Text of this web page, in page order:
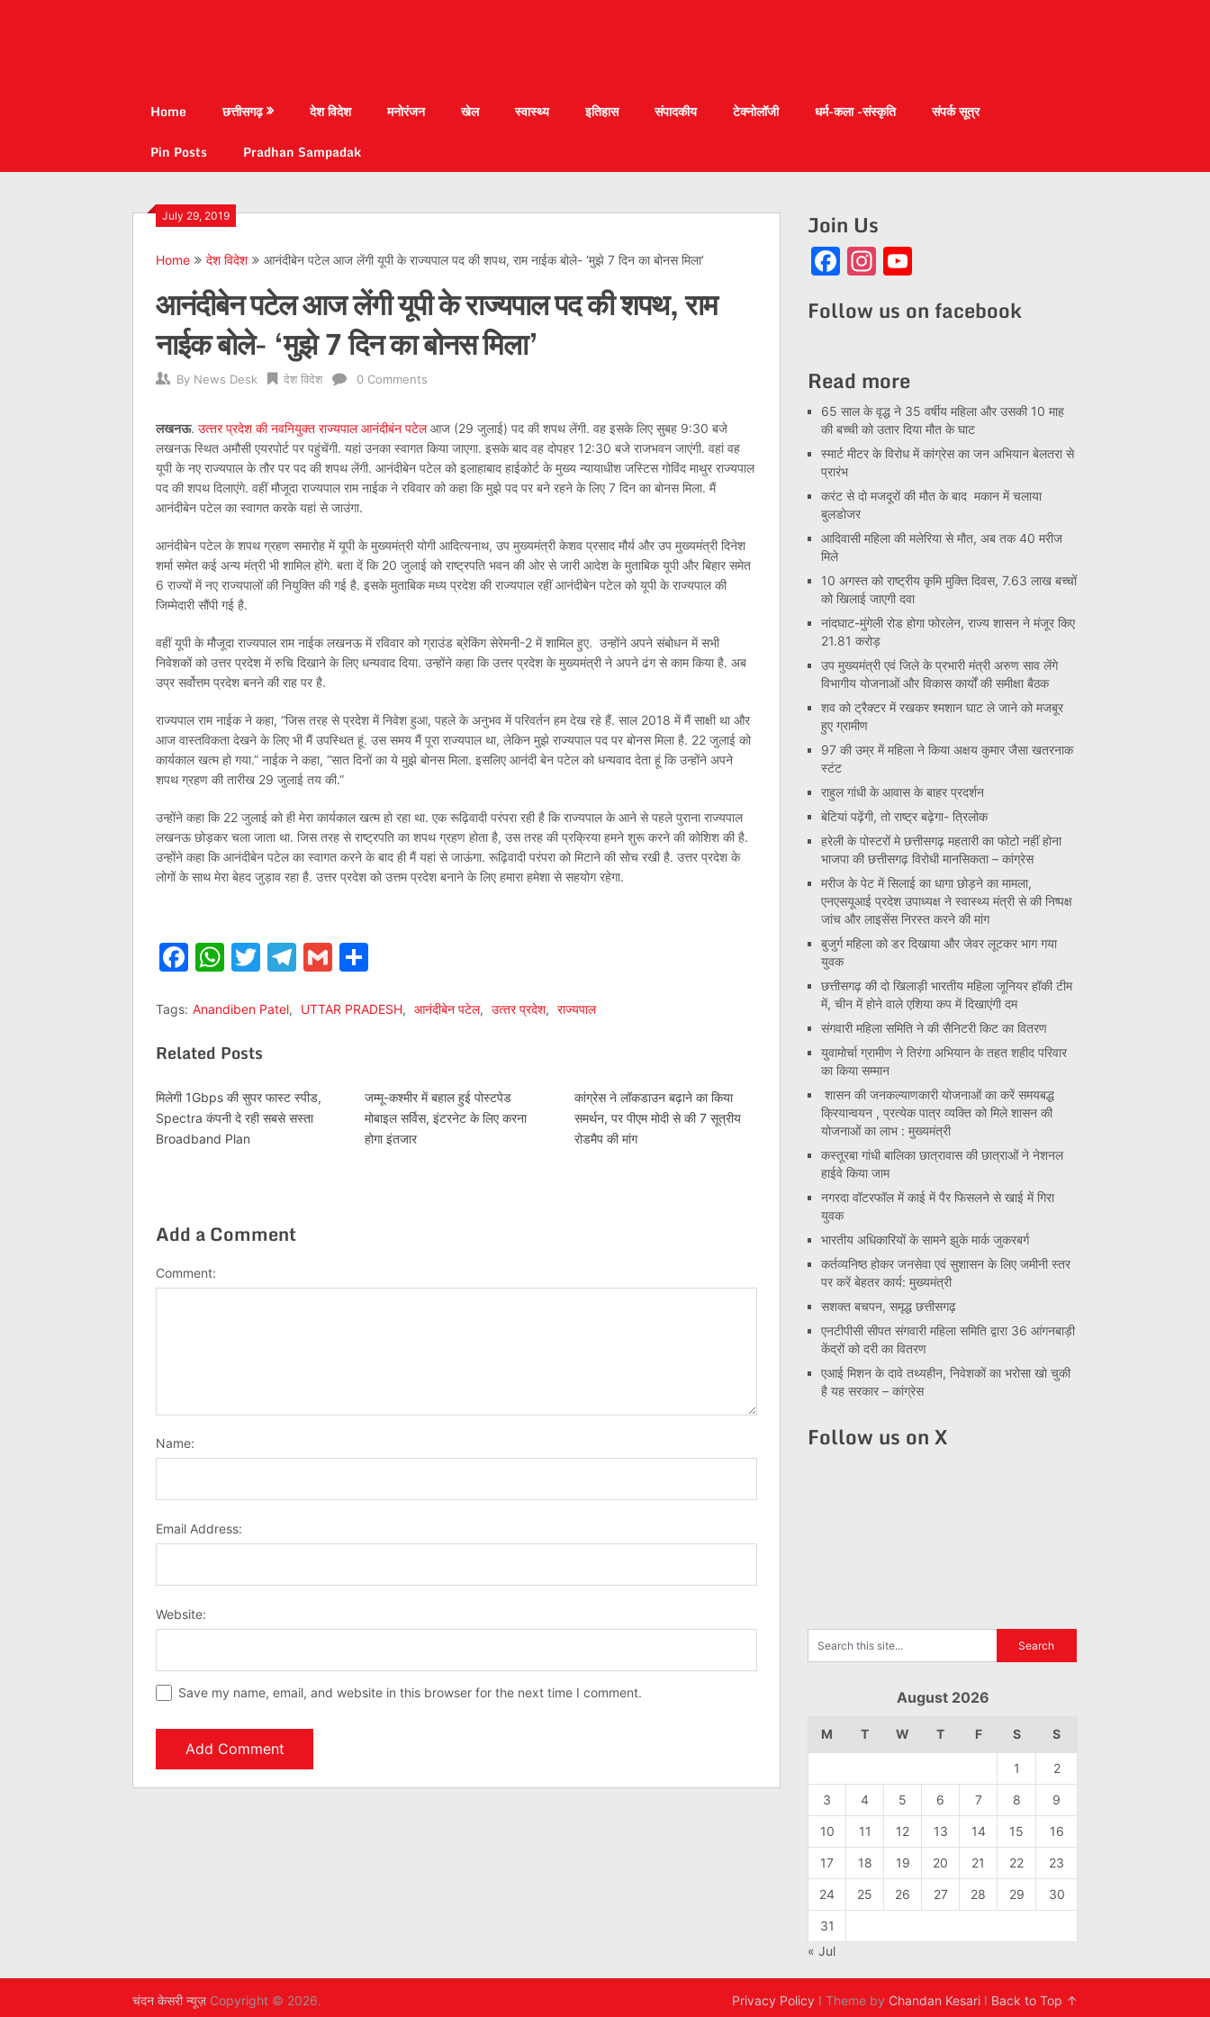
Home छत्तीसगढ़ देश विदेश मनोरंजन खेल स्वास्थ्य इतिहास संपादकीय टेक्नोलॉजी धर्म-कला -संस्कृति
संपर्क सूत्र
Pin Posts
Pradhan Sampadak
July 29, 2019
Home देश विदेश आनंदीबेन पटेल आज लेंगी यूपी के राज्‍यपाल पद की शपथ, राम नाईक बोले- ‘मुझे 7 दिन का बोनस मिला’
आनंदीबेन पटेल आज लेंगी यूपी के राज्‍यपाल पद की शपथ, राम
नाईक बोले- ‘मुझे 7 दिन का बोनस मिला’
By News Desk देश विदेश 0 Comments
लखनऊ. उत्‍तर प्रदेश की नवनियुक्‍त राज्‍यपाल आनंदीबंन पटेलआज (29 जुलाई) पद की शपथ लेंगी. वह इसके लिए सुबह 9:30 बजे
लखनऊ स्थित अमौसी एयरपोर्ट पर पहुंचेंगी. यहां उनका स्‍वागत किया जाएगा. इसके बाद वह दोपहर 12:30 बजे राजभवन जाएंगी. वहां वह
यूपी के नए राज्‍यपाल के तौर पर पद की शपथ लेंगी. आनंदीबेन पटेल को इलाहाबाद हाईकोर्ट के मुख्‍य न्‍यायाधीश जस्टिस गोविंद माथुर राज्‍यपाल
पद की शपथ दिलाएंगे. वहीं मौजूदा राज्‍यपाल राम नाईक ने रविवार को कहा कि मुझे पद पर बने रहने के लिए 7 दिन का बोनस मिला. मैं
आनंदीबेन पटेल का स्‍वागत करके यहां से जाउंगा.
आनंदीबेन पटेल के शपथ ग्रहण समारोह में यूपी के मुख्‍यमंत्री योगी आदित्‍यनाथ, उप मुख्‍यमंत्री केशव प्रसाद मौर्य और उप मुख्‍यमंत्री दिनेश
शर्मा समेत कई अन्‍य मंत्री भी शामिल होंगे. बता दें कि 20 जुलाई को राष्‍ट्रपति भवन की ओर से जारी आदेश के मुताबिक यूपी और बिहार समेत
6 राज्‍यों में नए राज्‍यपालों की नियुक्ति की गई है. इसके मुता‍बिक मध्‍य प्रदेश की राज्‍यपाल रहीं आनंदीबेन पटेल को यूपी के राज्‍यपाल की
जिम्‍मेदारी सौंपी गई है.
वहीं यूपी के मौजूदा राज्यपाल राम नाईक लखनऊ में रविवार को ग्राउंड ब्रेकिंग सेरेमनी-2 में शामिल हुए. उन्‍होंने अपने संबोधन में सभी
निवेशकों को उत्तर प्रदेश में रुचि दिखाने के लिए धन्यवाद दिया. उन्होंने कहा कि उत्तर प्रदेश के मुख्यमंत्री ने अपने ढंग से काम किया है. अब
उप्र सर्वोत्तम प्रदेश बनने की राह पर है.
राज्‍यपाल राम नाईक ने कहा, “जिस तरह से प्रदेश में निवेश हुआ, पहले के अनुभव में परिवर्तन हम देख रहे हैं. साल 2018 में मैं साक्षी था और
आज वास्तविकता देखने के लिए भी मैं उपस्थित हूं. उस समय मैं पूरा राज्यपाल था, लेकिन मुझे राज्यपाल पद पर बोनस मिला है. 22 जुलाई को
कार्यकाल खत्म हो गया.” नाईक ने कहा, “सात दिनों का ये मुझे बोनस मिला. इसलिए आनंदी बेन पटेल को धन्यवाद देता हूं कि उन्होंने अपने
शपथ ग्रहण की तारीख 29 जुलाई तय की.”
उन्‍होंने कहा कि 22 जुलाई को ही मेरा कार्यकाल खत्म हो रहा था. एक रूढ़िवादी परंपरा रही है कि राज्यपाल के आने से पहले पुराना राज्यपाल
लखनऊ छोड़कर चला जाता था. जिस तरह से राष्ट्रपति का शपथ ग्रहण होता है, उस तरह की प्रक्रिया हमने शुरू करने की कोशिश की है.
उन्‍होंने कहा कि आनंदीबेन पटेल का स्वागत करने के बाद ही मैं यहां से जाऊंगा. रूढ़िवादी परंपरा को मिटाने की सोच रखी है. उत्तर प्रदेश के
लोगों के साथ मेरा बेहद जुड़ाव रहा है. उत्तर प्रदेश को उत्तम प्रदेश बनाने के लिए हमारा हमेशा से सहयोग रहेगा.
Facebook
WhatsApp
Twitter
Telegram
Gmail
Tags: Anandiben Patel, UTTAR PRADESH, आनंदीबेन पटेल, उत्‍तर प्रदेश, राज्‍यपाल
Related Posts
मिलेगी 1Gbps की सुपर फास्ट स्पीड,
Spectra कंपनी दे रही सबसे सस्ता
Broadband Plan
जम्मू-कश्मीर में बहाल हुई पोस्टपेड
मोबाइल सर्विस, इंटरनेट के लिए करना
होगा इंतजार
कांग्रेस ने लॉकडाउन बढ़ाने का किया
समर्थन, पर पीएम मोदी से की 7 सूत्रीय
रोडमैप की मांग
Add a Comment
Comment:
Name:
Email Address:
Website:
Save my name, email, and website in this browser for the next time I comment.
Join Us
Facebook
Instagram
Follow us on facebook
Read more
65 साल के वृद्ध ने 35 वर्षीय महिला और उसकी 10 माह
की बच्ची को उतार दिया मौत के घाट
स्मार्ट मीटर के विरोध में कांग्रेस का जन अभियान बेलतरा से
प्रारंभ
करंट से दो मजदूरों की मौत के बाद मकान में चलाया
बुलडोजर
आदिवासी महिला की मलेरिया से मौत, अब तक 40 मरीज
मिले
10 अगस्त को राष्ट्रीय कृमि मुक्ति दिवस, 7.63 लाख बच्चों
को खिलाई जाएगी दवा
नांदघाट-मुंगेली रोड होगा फोरलेन, राज्य शासन ने मंजूर किए
21.81 करोड़
उप मुख्यमंत्री एवं जिले के प्रभारी मंत्री अरुण साव लेंगे
विभागीय योजनाओं और विकास कार्यों की समीक्षा बैठक
शव को ट्रैक्टर में रखकर श्मशान घाट ले जाने को मजबूर
हुए ग्रामीण
97 की उम्र में महिला ने किया अक्षय कुमार जैसा खतरनाक
स्टंट
राहुल गांधी के आवास के बाहर प्रदर्शन
बेटियां पढ़ेंगी, तो राष्ट्र बढ़ेगा- त्रिलोक
हरेली के पोस्टरों मे छत्तीसगढ़ महतारी का फोटो नहीं होना
भाजपा की छत्तीसगढ़ विरोधी मानसिकता – कांग्रेस
मरीज के पेट में सिलाई का धागा छोड़ने का मामला,
एनएसयूआई प्रदेश उपाध्यक्ष ने स्वास्थ्य मंत्री से की निष्पक्ष
जांच और लाइसेंस निरस्त करने की मांग
बुजुर्ग महिला को डर दिखाया और जेवर लूटकर भाग गया
युवक
छत्तीसगढ़ की दो खिलाड़ी भारतीय महिला जूनियर हॉकी टीम
में, चीन में होने वाले एशिया कप में दिखाएंगी दम
संगवारी महिला समिति ने की सैनिटरी किट का वितरण
युवामोर्चा ग्रामीण ने तिरंगा अभियान के तहत शहीद परिवार
का किया सम्मान
शासन की जनकल्याणकारी योजनाओं का करें समयबद्ध
क्रियान्वयन , प्रत्येक पात्र व्यक्ति को मिले शासन की
योजनाओं का लाभ : मुख्यमंत्री
कस्तूरबा गांधी बालिका छात्रावास की छात्राओं ने नेशनल
हाईवे किया जाम
नगरदा वॉटरफॉल में काई में पैर फिसलने से खाई में गिरा
युवक
भारतीय अधिकारियों के सामने झुके मार्क जुकरबर्ग
कर्तव्यनिष्ठ होकर जनसेवा एवं सुशासन के लिए जमीनी स्तर
पर करें बेहतर कार्य: मुख्यमंत्री
सशक्त बचपन, समृद्ध छत्तीसगढ़
एनटीपीसी सीपत संगवारी महिला समिति द्वारा 36 आंगनबाड़ी
केंद्रों को दरी का वितरण
एआई मिशन के दावे तथ्यहीन, निवेशकों का भरोसा खो चुकी
है यह सरकार – कांग्रेस
Follow us on X
August 2026
M T W T F S S
1 2
3 4 5 6 7 8 9
10 11 12 13 14 15 16
17 18 19 20 21 22 23
24 25 26 27 28 29 30
31
« Jul
चंदन केसरी न्यूज़ Copyright © 2026. Privacy Policy I Theme by Chandan Kesari I Back to Top ↑